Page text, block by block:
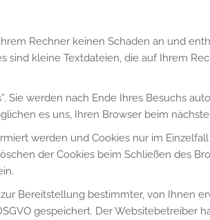
Rechner keinen Schaden an und
sind kleine Textdateien, die auf Ihrem
Sie werden nach Ende Ihres Besuchs
es uns, Ihren Browser beim
werden und Cookies nur im
der Cookies beim Schließen des
Bereitstellung bestimmter, von Ihnen
gespeichert. Der Websitebetreiber